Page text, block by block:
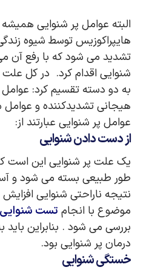
البته عوامل پر شنوایی
هایپراکوزیس توسط شیوه
تشدید می شود که با رفع آن
شنوایی اقدام کرد. در کل علت
به دو دسته تقسیم کرد:
هیجانی تشدیدکننده و
عوامل پر شنوایی عبارتند از:
از دست دادن شنوایی
یک علت پر شنوایی این است
طور طبیعی بسته می شود و
نتیجه ناراحتی شنوایی
موضوع با انجام تست
بررسی می شود . بنابراین باید
درمان پر شنوایی بود.
خستگی شنوایی